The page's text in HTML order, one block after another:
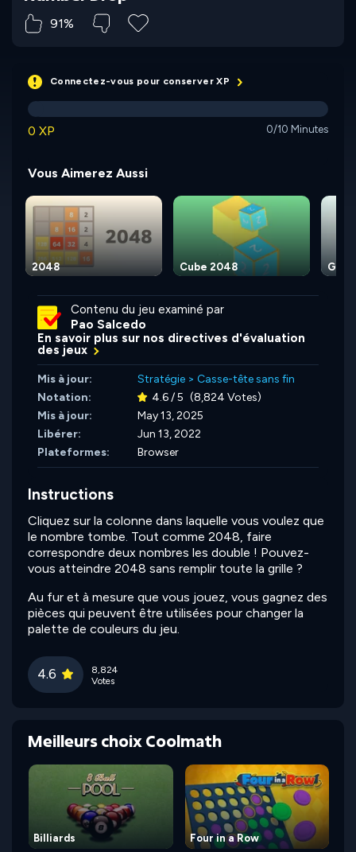
91%
Connectez-vous pour conserver XP
0 XP 0/10 Minutes
Vous Aimerez Aussi
2048 Cube 2048 Get
Contenu du jeu examiné par
Pao Salcedo
En savoir plus sur nos directives d'évaluation
des jeux
Mis à jour: Stratégie > Casse-tête sans fin
Notation:
4.6 / 5 (8,824 Votes)
Mis à jour:
May 13, 2025
Libérer:
Jun 13, 2022
Plateformes:
Browser
Instructions
Cliquez sur la colonne dans laquelle vous voulez que
le nombre tombe. Tout comme 2048, faire
correspondre deux nombres les double ! Pouvez-
vous atteindre 2048 sans remplir toute la grille ?
Au fur et à mesure que vous jouez, vous gagnez des
pièces qui peuvent être utilisées pour changer la
palette de couleurs du jeu.
4.6
8,824
Votes
Meilleurs choix Coolmath
Billiards Four in a Row